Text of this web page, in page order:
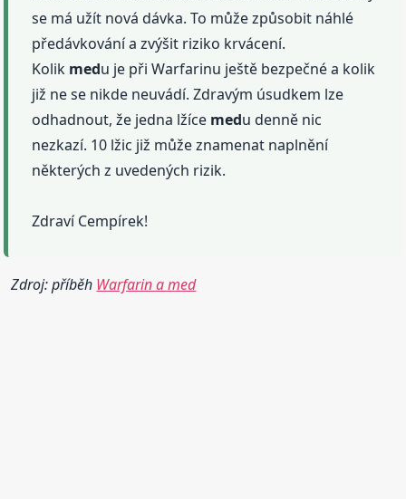
se má užít nová dávka. To může způsobit náhlé
předávkování a zvýšit riziko krvácení.
Kolik medu je při Warfarinu ještě bezpečné a kolik
již ne se nikde neuvádí. Zdravým úsudkem lze
odhadnout, že jedna lžíce medu denně nic
nezkazí. 10 lžic již může znamenat naplnění
některých z uvedených rizik.
Zdraví Cempírek!
Zdroj: příběh Warfarin a med